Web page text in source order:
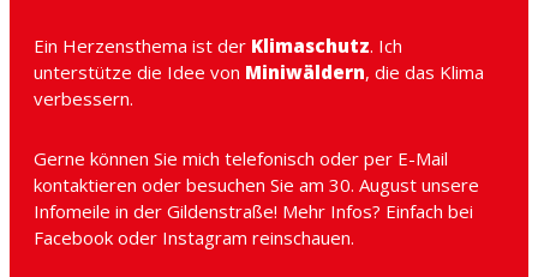
Ein Herzensthema ist der Klimaschutz. Ich
unterstütze die Idee von Miniwäldern, die das Klima
verbessern.
Gerne können Sie mich telefonisch oder per E-Mail
kontaktieren oder besuchen Sie am 30. August unsere
Infomeile in der Gildenstraße! Mehr Infos? Einfach bei
Facebook oder Instagram reinschauen.